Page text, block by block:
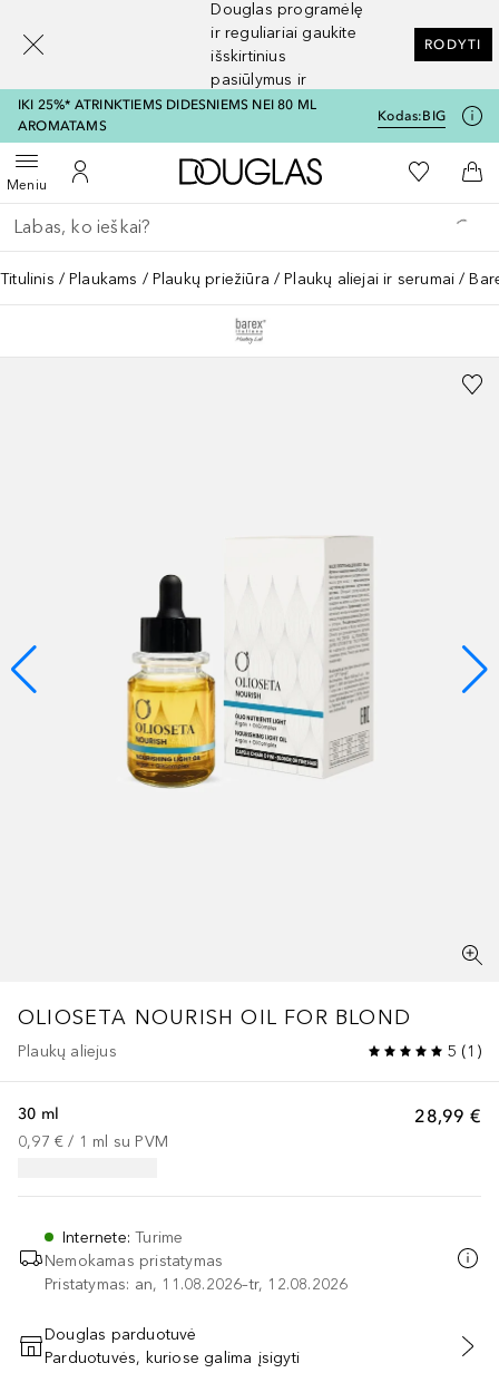
Douglas programėlę
ir reguliariai gaukite
išskirtinius
pasiūlymus ir
nuolaidas
RODYTI
IKI 25%* ATRINKTIEMS DIDESNIEMS NEI 80 ML
AROMATAMS
Kodas:BIG
MeniuAtidaryti meniuĮ mano paskyrą
Į Douglas pagrindinį
Į mano
Į
Grįžk atgal
Vykdykite paiešką
Titulinis Plaukams Plaukų priežiūra Plaukų aliejai ir serumai
OLIOSETA NOURISH OIL FOR BLOND
Plaukų aliejus 5 (1 )
28,99 €
30 ml
0,97 € / 1 ml su PVM
Internete:Turime
Nemokamas pristatymas
Pristatymas: an, 11.08.2026–tr, 12.08.2026
PRIDĖTI Į KREPŠELĮ
Douglas parduotuvė
Parduotuvės, kuriose galima įsigyti
[navigation.slideout.screenreader]